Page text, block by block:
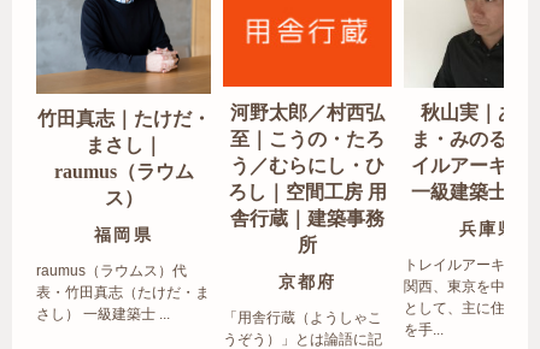
竹田真志｜たけだ・
まさし｜
raumus（ラウム
ス）
福岡県
raumus（ラウムス）代
表・竹田真志（たけだ・ま
さし） 一級建築士 ...
河野太郎／村西弘
至｜こうの・たろ
う／むらにし・ひ
ろし｜空間工房 用
舎行蔵｜建築事務
所
京都府
「用舎行蔵（ようしゃこ
うぞう）」とは論語に記
秋山実｜あき
ま・みのる｜
イルアーキテ
一級建築士事
兵庫県
トレイルアーキテク
関西、東京を中心エ
として、主に住宅の
を手...